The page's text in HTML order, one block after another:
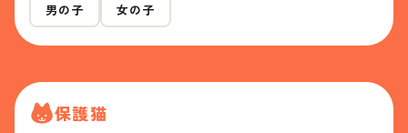
男の子 女の子
保護猫